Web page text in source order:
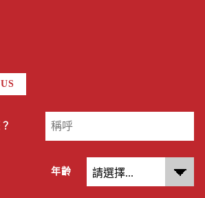
年齡